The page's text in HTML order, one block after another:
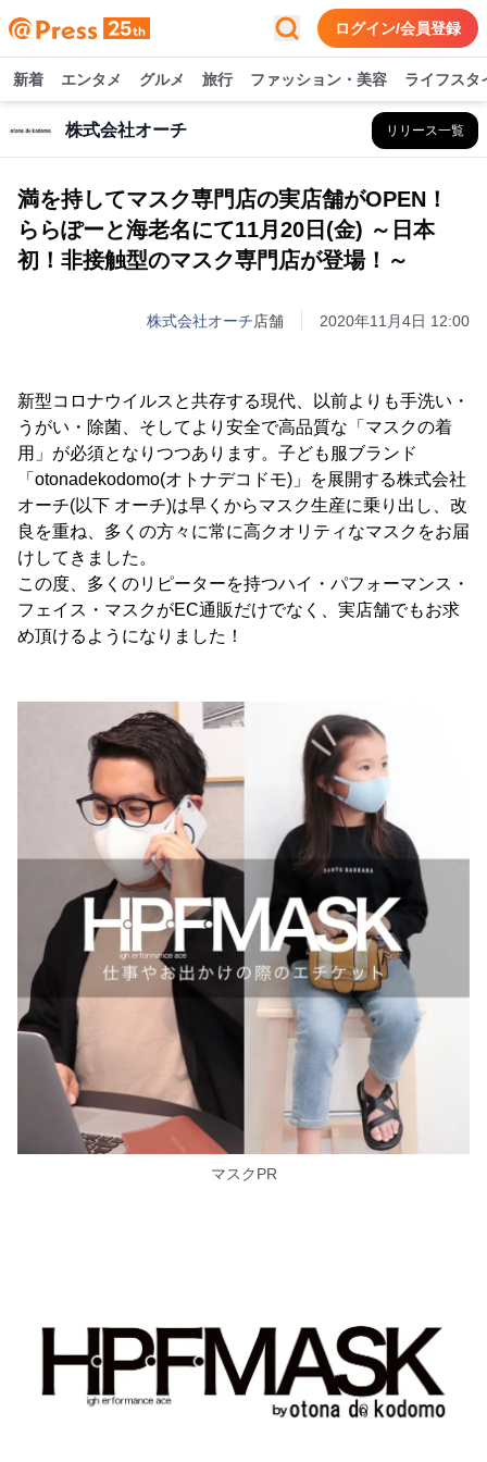
ログイン/会員登録
新着 エンタメ グルメ 旅行 ファッション・美容 ライフスタ
株式会社オーチ リリース一覧
満を持してマスク専門店の実店舗がOPEN！
ららぽーと海老名にて11月20日(金) ～日本
初！非接触型のマスク専門店が登場！～
株式会社オーチ店舗 2020年11月4日 12:00
新型コロナウイルスと共存する現代、以前よりも手洗い・
うがい・除菌、そしてより安全で高品質な「マスクの着
用」が必須となりつつあります。子ども服ブランド
「otonadekodomo(オトナデコドモ)」を展開する株式会社
オーチ(以下 オーチ)は早くからマスク生産に乗り出し、改
良を重ね、多くの方々に常に高クオリティなマスクをお届
けしてきました。
この度、多くのリピーターを持つハイ・パフォーマンス・
フェイス・マスクがEC通販だけでなく、実店舗でもお求
め頂けるようになりました！
マスクPR